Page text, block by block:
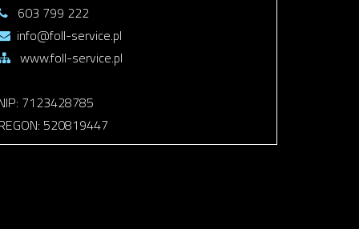
603 799 222
info@foll-service.pl
www.foll-service.pl
7123428785
520819447